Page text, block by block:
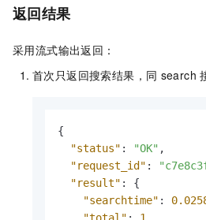
返回结果
采用流式输出返回：
首次只返回搜索结果，同 search
{
"status" : "OK" ,
"request_id" :
"result" :
{
"searchtime" :